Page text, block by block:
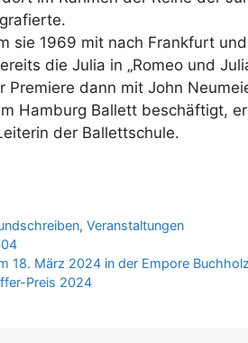
sie 1969 mit nach Frankfurt
die Julia in „Romeo und
Premiere dann mit John
Hamburg Ballett beschäftigt,
der Ballettschule.
,Veranstaltungen
18. März 2024 in der Empore Buchholz
Preis 2024